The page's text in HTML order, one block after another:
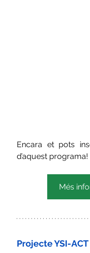
Encara et pots
d’aquest programa!
Més
Projecte YSI-ACT